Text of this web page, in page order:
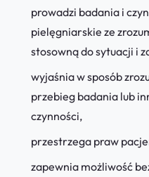
prowadzi badania i
pielęgniarskie ze
stosowną do sytuacji i
wyjaśnia w sposób
przebieg badania lub
czynności,
przestrzega praw
zapewnia możliwość